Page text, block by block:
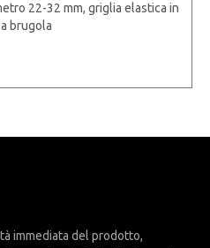
22-32 mm, griglia elastica in
brugola​
immediata del prodotto,